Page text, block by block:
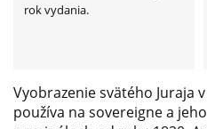
rok vydania.
Vyobrazeniesvätého Juraja
používa na sovereignea jeho